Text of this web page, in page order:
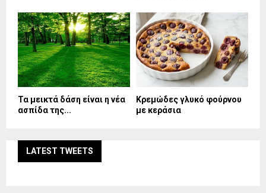
Τα μεικτά δάση είναι η νέα
ασπίδα της...
Κρεμώδες γλυκό φούρνου
με κεράσια
LATEST TWEETS